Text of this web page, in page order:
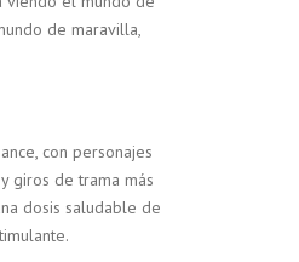
de maravilla,
con personajes
giros de trama más
dosis saludable de